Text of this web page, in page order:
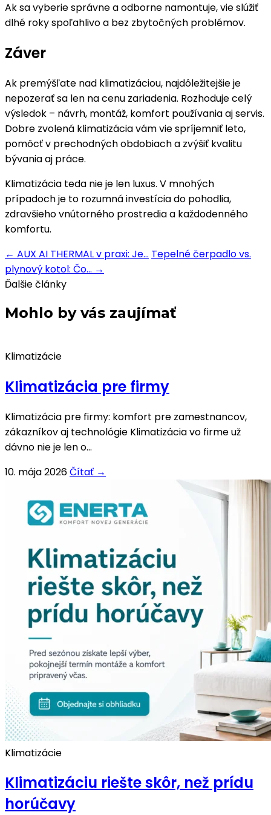
Ak sa vyberie správne a odborne namontuje, vie slúžiť
dlhé roky spoľahlivo a bez zbytočných problémov.
Záver
Ak premýšľate nad klimatizáciou, najdôležitejšie je
nepozerať sa len na cenu zariadenia. Rozhoduje celý
výsledok – návrh, montáž, komfort používania aj servis.
Dobre zvolená klimatizácia vám vie spríjemniť leto,
pomôcť v prechodných obdobiach a zvýšiť kvalitu
bývania aj práce.
Klimatizácia teda nie je len luxus. V mnohých
prípadoch je to rozumná investícia do pohodlia,
zdravšieho vnútorného prostredia a každodenného
komfortu.
← AUX AI THERMAL v praxi: Je… Tepelné čerpadlo vs.
plynový kotol: Čo… →
Ďalšie články
Mohlo by vás zaujímať
Klimatizácie
Klimatizácia pre firmy
Klimatizácia pre firmy: komfort pre zamestnancov,
zákazníkov aj technológie Klimatizácia vo firme už
dávno nie je len o...
10. mája 2026Čítať →
Klimatizácie
Klimatizáciu riešte skôr, než prídu
horúčavy